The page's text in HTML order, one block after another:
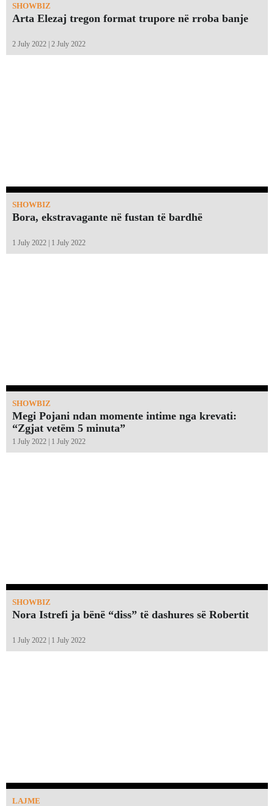
SHOWBIZ
Arta Elezaj tregon format trupore në rroba banje
2 July 2022 | 2 July 2022
SHOWBIZ
Bora, ekstravagante në fustan të bardhë
1 July 2022 | 1 July 2022
SHOWBIZ
Megi Pojani ndan momente intime nga krevati:
“Zgjat vetëm 5 minuta”￼
1 July 2022 | 1 July 2022
SHOWBIZ
Nora Istrefi ja bënë “diss” të dashures së Robertit
1 July 2022 | 1 July 2022
LAJME